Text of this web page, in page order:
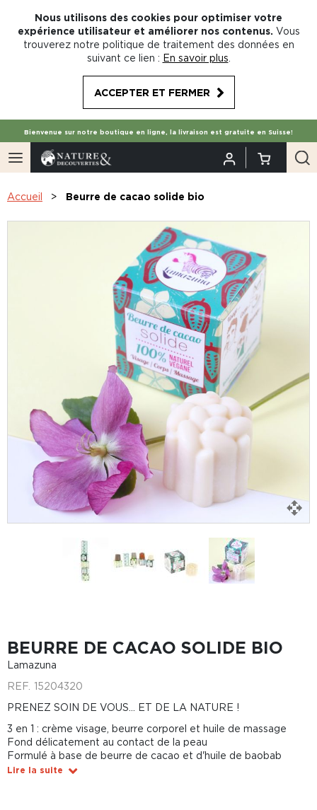
Nous utilisons des cookies pour optimiser votre
expérience utilisateur et améliorer nos contenus. Vous
trouverez notre politique de traitement des données en
suivant ce lien : En savoir plus
ACCEPTER ET FERMER
Bienvenue sur notre boutique en ligne, la livraison est gratuite en Suisse!
Accueil Beurre de cacao solide bio
BEURRE DE CACAO SOLIDE BIO
Lamazuna
REF. 15204320
PRENEZ SOIN DE VOUS... ET DE LA NATURE !
3 en 1 : crème visage, beurre corporel et huile de massage
Fond délicatement au contact de la peau
Formulé à base de beurre de cacao et d'huile de baobab
Lire la suite